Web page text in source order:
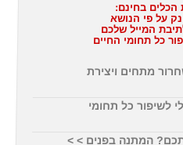
הכלים בחינם:
על פי הנושא
המייל שלכם
כל תחומי החיים
מתחים ויצירת
לשיפור כל תחומי
המתנה בפנים > >